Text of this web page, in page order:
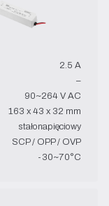
2.5 A
–
90~264 V AC
163 x 43 x 32 mm
stałonapięciowy
SCP / OPP / OVP
-30~70°C